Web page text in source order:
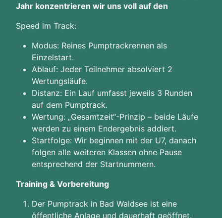
Jahr konzentrieren wir uns voll auf den
Speed im Track:
Modus: Reines Pumptrackrennen als
Einzelstart.
Ablauf: Jeder Teilnehmer absolviert 2
Wertungsläufe.
Distanz: Ein Lauf umfasst jeweils 3 Runden
auf dem Pumptrack.
Wertung: „Gesamtzeit“-Prinzip – beide Läufe
werden zu einem Endergebnis addiert.
Startfolge: Wir beginnen mit der U7, danach
folgen alle weiteren Klassen ohne Pause
entsprechend der Startnummern.
Training & Vorbereitung
Der Pumptrack in Bad Waldsee ist eine
öffentliche Anlage und dauerhaft geöffnet.